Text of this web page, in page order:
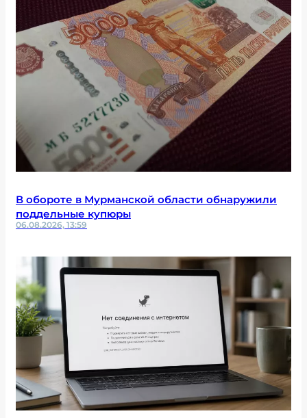
В обороте в Мурманской области обнаружили
поддельные купюры
06.08.2026, 13:59